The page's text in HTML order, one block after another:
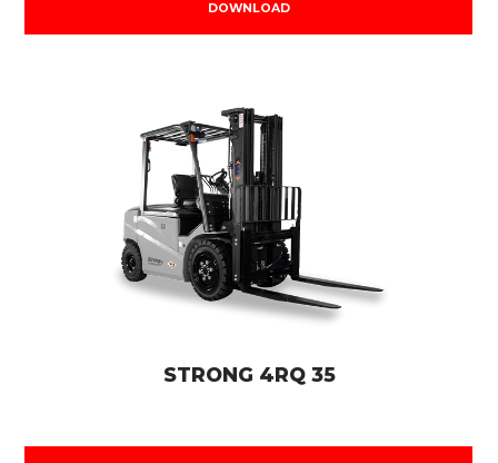
DOWNLOAD
STRONG 4RQ 35